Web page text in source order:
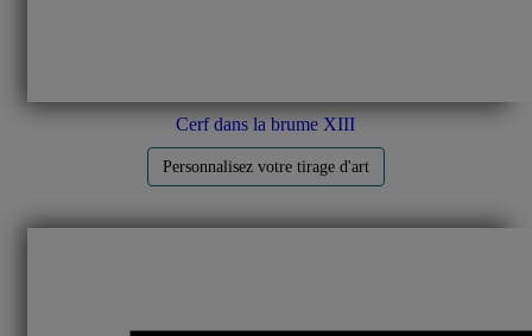
Cerf dans la brume XIII
Personnalisez votre tirage d'art